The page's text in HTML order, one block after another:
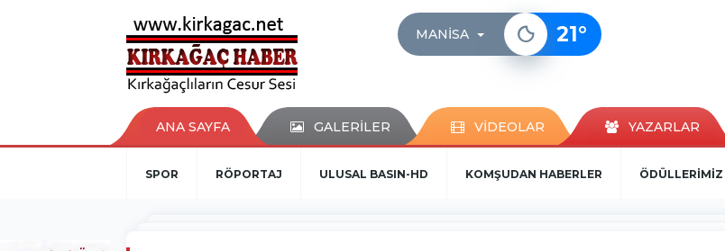
MANISA 21°
ANA SAYFA GALERİLER VİDEOLAR YAZARLAR
SPOR RÖPORTAJ ULUSAL BASIN-HD KOMŞUDAN HABERLER ÖDÜLLERİMİZ